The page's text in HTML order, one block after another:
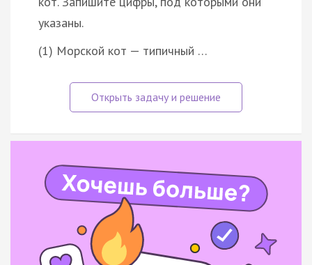
указаны.
(1) Морской кот — типичный …